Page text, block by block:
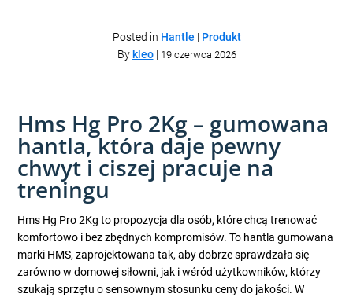
Posted in Hantle | Produkt
By kleo| 19 czerwca 2026
Hms Hg Pro 2Kg – gumowana
hantla, która daje pewny
chwyt i ciszej pracuje na
treningu
Hms Hg Pro 2Kg to propozycja dla osób, które chcą trenować
komfortowo i bez zbędnych kompromisów. To hantla gumowana
marki HMS, zaprojektowana tak, aby dobrze sprawdzała się
zarówno w domowej siłowni, jak i wśród użytkowników, którzy
szukają sprzętu o sensownym stosunku ceny do jakości. W